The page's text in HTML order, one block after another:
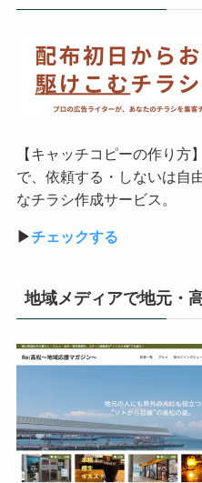
【キャッチコピーの作り方
で、依頼する・しないは自
なチラシ作成サービス。
▶︎チェックする
地域メディアで地元・